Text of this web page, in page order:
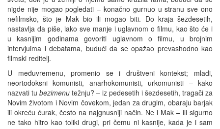
nigde nije mogao pogledati – konačno gurnuo u stranu sve ono
nefilmsko, što je Mak bio ili mogao biti. Do kraja šezdesetih,
nastavlja da piše, iako sve manje i uglavnom o filmu, kao što će i
u kasnijim godinama govoriti uglavnom o filmu, u brojnim
intervjuima i debatama, budući da se opažao prevashodno kao
filmski reditelj.
U međuvremenu, promenio se i društveni kontekst; mladi,
neortodoksni komunisti, anarhokomunisti, urkomunisti – kako
nazvati tu bezimenu težnju? – iz pedesetih i šezdesetih, tragači za
Novim životom i Novim čovekom, jedan za drugim, obaraju barjak
ili okreću ćurak, često na najgnusniji način. Ne i Mak – ili sigurno
ne tako hitro kao toliki drugi, pri čemu ni kasnije, kada je i sam